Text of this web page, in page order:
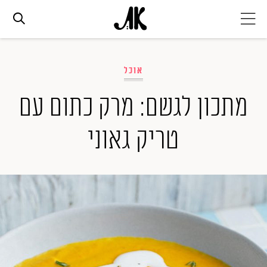
אופנה
ביוטי
המגזין
אוכל
מתכון לגשם: מרק כתום עם
טריק גאוני